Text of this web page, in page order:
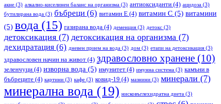
акне (3) алкално-киселинен баланс на организма (3) антиоксиданти (4) ацидоза (3)
бутилирана вода (3) бъбреци (6) витамин Е (4) витамин С (5) витамини
(5) вода (15) газирана вода (4) деменция (3) детокс (3)
детоксикация (7) детоксикация на организма (7)
дехидратация (6) дневен прием на вода (3) дом (3) етапи на детоксикация (3)
здравословен начин на живот (4) здравословно хранене (10)
зеленчуци (4) изворна вода (5) имунитет (4) имунна система (3) камъни в
бъбреците (4) картини (3) кафе (3) ковид-19 (4) мазнини (3) минерали (7)
минерална вода (19) нисковъглехидратна диета (3)